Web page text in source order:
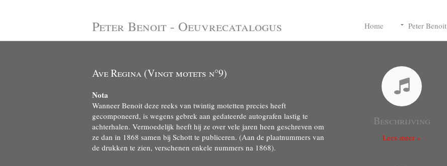
Peter Benoit - Oeuvrecatalogus Home Peter Benoit
Ave Regina (Vingt motets n°9)
Nota
Wanneer Benoit deze reeks van twintig motetten precies heeft
gecomponeerd, is wegens gebrek aan gedateerde autografen lastig te
achterhalen. Vermoedelijk heeft hij ze over vele jaren heen geschreven om
ze dan in 1868 samen bij Schott te publiceren. (Aan de plaatnummers van
de drukken te zien, verschenen enkele nummers na 1868).
Beschrijving
Lees meer »